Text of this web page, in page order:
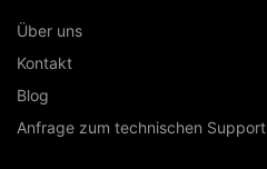
Über uns
Kontakt
Blog
Anfrage zum technischen Support